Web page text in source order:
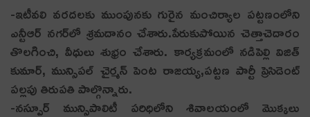
-ఇటీవలి వరదలకు ముంపునకు గురైన మంచిర్యాల పట్టణంలోని
ఎన్టీఆర్ న‌గ‌ర్‌లో శ్ర‌మ‌దానం చేశారు.పేరుకుపోయిన చెత్తాచెదారం
తొల‌గించి, వీధులు శుభ్రం చేశారు. కార్య‌క్ర‌మంలో నడిపెల్లి విజిత్
కుమార్, మున్సిపల్ చైర్మన్ పెంట రాజయ్య,పట్టణ పార్టీ ప్రెసిడెంట్
పల్లపు తిరుపతి పాల్గొన్నారు.
-నస్పూర్ మున్సిపాలిటీ పరిధిలోని శివాలయంలో మొక్కలు